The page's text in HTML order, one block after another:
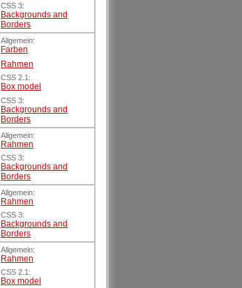
CSS 3:
Backgrounds and
Borders
Allgemein:
Farben
Rahmen
CSS 2.1:
Box model
CSS 3:
Backgrounds and
Borders
Allgemein:
Rahmen
CSS 3:
Backgrounds and
Borders
Allgemein:
Rahmen
CSS 3:
Backgrounds and
Borders
Allgemein:
Rahmen
CSS 2.1:
Box model